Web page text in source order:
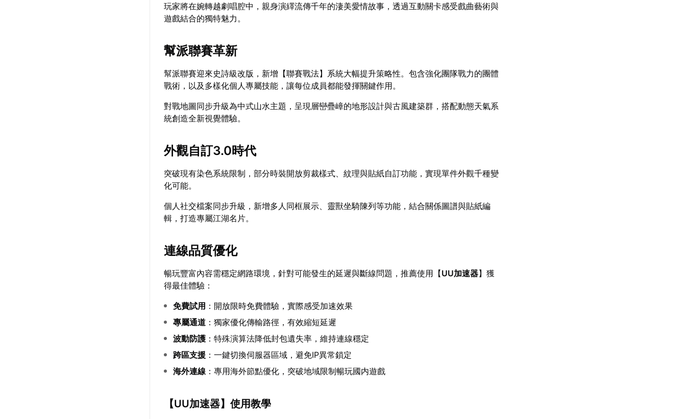
玩家將在婉轉越劇唱腔中，親身演繹流傳千年的淒美愛情故事，透過互動關卡感受戲曲藝術與
遊戲結合的獨特魅力。
幫派聯賽革新
幫派聯賽迎來史詩級改版，新增【聯賽戰法】系統大幅提升策略性。包含強化團隊戰力的團體
戰術，以及多樣化個人專屬技能，讓每位成員都能發揮關鍵作用。
對戰地圖同步升級為中式山水主題，呈現層巒疊嶂的地形設計與古風建築群，搭配動態天氣系
統創造全新視覺體驗。
外觀自訂3.0時代
突破現有染色系統限制，部分時裝開放剪裁樣式、紋理與貼紙自訂功能，實現單件外觀千種變
化可能。
個人社交檔案同步升級，新增多人同框展示、靈獸坐騎陳列等功能，結合關係圖譜與貼紙編
輯，打造專屬江湖名片。
連線品質優化
暢玩豐富內容需穩定網路環境，針對可能發生的延遲與斷線問題，推薦使用【UU加速器】獲
得最佳體驗：
免費試用 ：開放限時免費體驗，實際感受加速效果
專屬通道 ：獨家優化傳輸路徑，有效縮短延遲
波動防護 ：特殊演算法降低封包遺失率，維持連線穩定
跨區支援 ：一鍵切換伺服器區域，避免IP異常鎖定
海外連線 ：專用海外節點優化，突破地域限制暢玩國内遊戲
【UU加速器】使用教學